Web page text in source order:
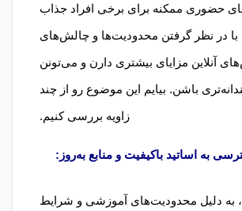
حضوری ممکنه برای برخی افراد جذاب
با در نظر گرفتن محدودیت‌ها و چالش‌های
آنلاین مزایای بیشتری دارن و می‌تونن
باشن. بیایم این موضوع رو از چند
زاویه بررسی کنیم.
به اساتید باکیفیت و منابع به‌روز:
به دلیل محدودیت‌های آموزشی و شرایط